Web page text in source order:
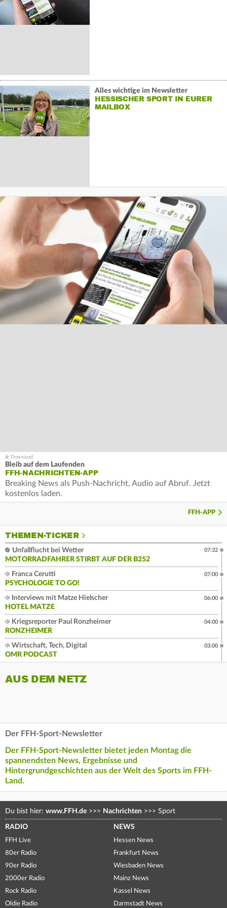
Alles wichtige im Newsletter
HESSISCHER SPORT IN EURER
MAILBOX
Bleib auf dem Laufenden
FFH-NACHRICHTEN-APP
Breaking News als Push-Nachricht, Audio auf Abruf. Jetzt
kostenlos laden.
FFH-APP
THEMEN-TICKER
Unfallflucht bei Wetter
MOTORRADFAHRER STIRBT AUF DER B252
07:32
Franca Cerutti
PSYCHOLOGIE TO GO!
07:00
Interviews mit Matze Hielscher
HOTEL MATZE
06:00
Kriegsreporter Paul Ronzheimer
RONZHEIMER
04:00
Wirtschaft, Tech, Digital
OMR PODCAST
03:00
AUS DEM NETZ
Der FFH-Sport-Newsletter
Der FFH-Sport-Newsletter bietet jeden Montag die
spannendsten News, Ergebnisse und
Hintergrundgeschichten aus der Welt des Sports im FFH-
Land.
Du bist hier: www.FFH.de >>> Nachrichten >>> Sport
RADIO
FFH Live
80er Radio
90er Radio
2000er Radio
Rock Radio
Oldie Radio
NEWS
Hessen News
Frankfurt News
Wiesbaden News
Mainz News
Kassel News
Darmstadt News